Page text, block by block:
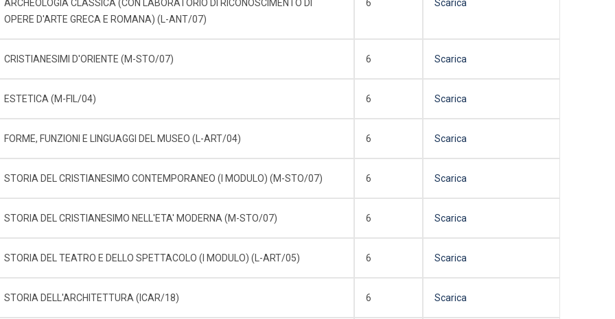
ARCHEOLOGIA CLASSICA (CON LABORATORIO DI RICONOSCIMENTO DI
OPERE D'ARTE GRECA E ROMANA) (L-ANT/07)
6 Scarica
CRISTIANESIMI D'ORIENTE (M-STO/07) 6 Scarica
ESTETICA (M-FIL/04) 6 Scarica
FORME, FUNZIONI E LINGUAGGI DEL MUSEO (L-ART/04) 6 Scarica
STORIA DEL CRISTIANESIMO CONTEMPORANEO (I MODULO) (M-STO/07) 6 Scarica
STORIA DEL CRISTIANESIMO NELL'ETA' MODERNA (M-STO/07) 6 Scarica
STORIA DEL TEATRO E DELLO SPETTACOLO (I MODULO) (L-ART/05) 6 Scarica
STORIA DELL'ARCHITETTURA (ICAR/18) 6 Scarica